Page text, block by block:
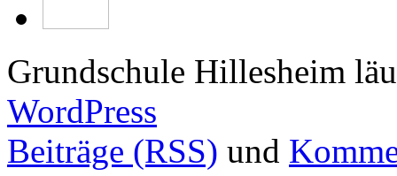
Grundschule Hillesheim
WordPress
Beiträge (RSS) und